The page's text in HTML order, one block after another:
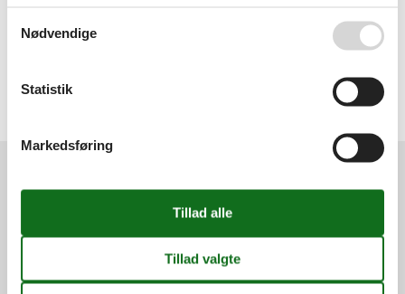
Sommerhus
Alle
Tilbudsmail
Persondatapolitik
Cookies
Nødvendige
Statistik
Markedsføring